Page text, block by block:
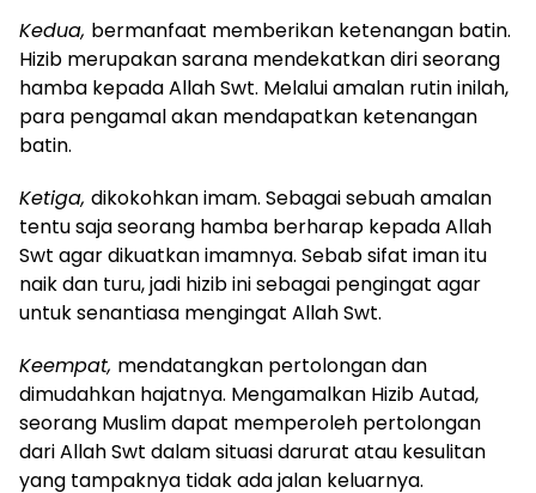
Kedua, bermanfaat memberikan ketenangan batin.
Hizib merupakan sarana mendekatkan diri seorang
hamba kepada Allah Swt. Melalui amalan rutin inilah,
para pengamal akan mendapatkan ketenangan
batin.
Ketiga, dikokohkan imam. Sebagai sebuah amalan
tentu saja seorang hamba berharap kepada Allah
Swt agar dikuatkan imamnya. Sebab sifat iman itu
naik dan turu, jadi hizib ini sebagai pengingat agar
untuk senantiasa mengingat Allah Swt.
Keempat, mendatangkan pertolongan dan
dimudahkan hajatnya. Mengamalkan Hizib Autad,
seorang Muslim dapat memperoleh pertolongan
dari Allah Swt dalam situasi darurat atau kesulitan
yang tampaknya tidak ada jalan keluarnya.